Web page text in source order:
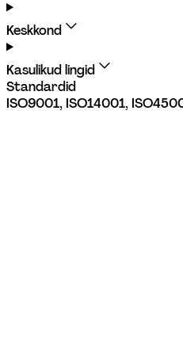
Keskkond
Kasulikud lingid
Standardid
ISO9001, ISO14001,